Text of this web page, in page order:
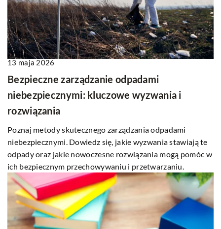
13 maja 2026
Bezpieczne zarządzanie odpadami
niebezpiecznymi: kluczowe wyzwania i
rozwiązania
Poznaj metody skutecznego zarządzania odpadami
niebezpiecznymi. Dowiedz się, jakie wyzwania stawiają te
odpady oraz jakie nowoczesne rozwiązania mogą pomóc w
ich bezpiecznym przechowywaniu i przetwarzaniu.